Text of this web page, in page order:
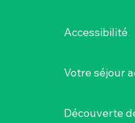
Accessibilité
Votre séjour
Découverte
pros
& pros
salles